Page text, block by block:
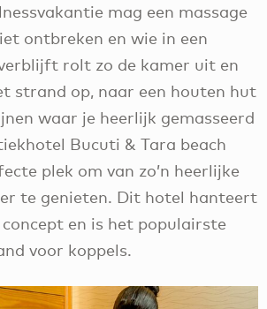
mag een massage
ontbreken en wie in een
rolt zo de kamer uit en
strand op, naar een houten hut
waar je heerlijk gemasseerd
Bucuti & Tara beach
plek om van zo’n heerlijke
te genieten. Dit hotel hanteert
en is het populairste
voor koppels.